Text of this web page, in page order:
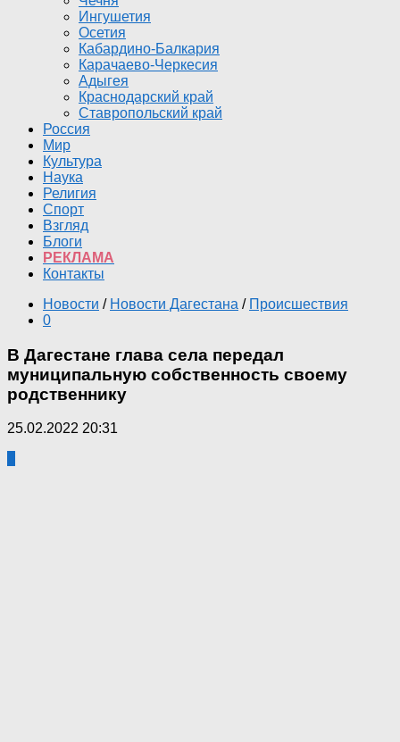
Ингушетия
Осетия
Кабардино-Балкария
Карачаево-Черкесия
Адыгея
Краснодарский край
Ставропольский край
Россия
Мир
Культура
Наука
Религия
Спорт
Взгляд
Блоги
РЕКЛАМА
Контакты
Новости / Новости Дагестана / Происшествия
0
В Дагестане глава села передал
муниципальную собственность своему
родственнику
25.02.2022 20:31